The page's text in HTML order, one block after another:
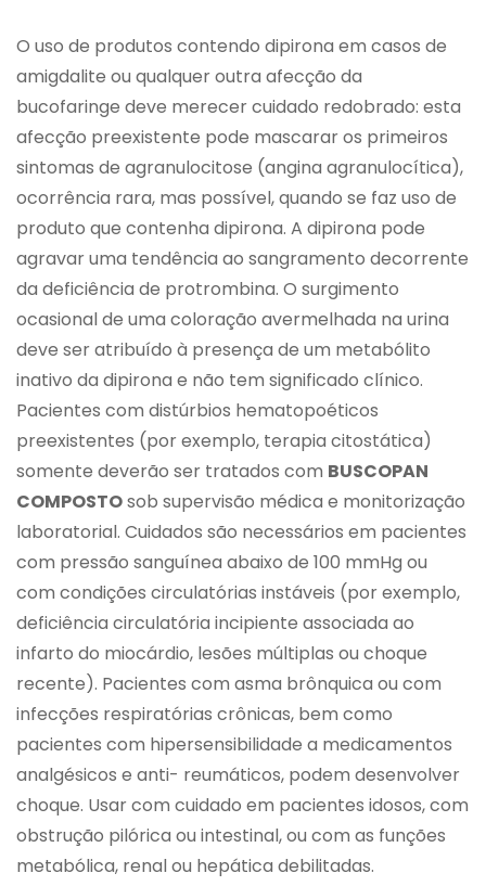
O uso de produtos contendo dipirona em casos de
amigdalite ou qualquer outra afecção da
bucofaringe deve merecer cuidado redobrado: esta
afecção preexistente pode mascarar os primeiros
sintomas de agranulocitose (angina agranulocítica),
ocorrência rara, mas possível, quando se faz uso de
produto que contenha dipirona. A dipirona pode
agravar uma tendência ao sangramento decorrente
da deficiência de protrombina. O surgimento
ocasional de uma coloração avermelhada na urina
deve ser atribuído à presença de um metabólito
inativo da dipirona e não tem significado clínico.
Pacientes com distúrbios hematopoéticos
preexistentes (por exemplo, terapia citostática)
somente deverão ser tratados com BUSCOPAN
COMPOSTOsob supervisão médica e monitorização
laboratorial. Cuidados são necessários em pacientes
com pressão sanguínea abaixo de 100 mmHg ou
com condições circulatórias instáveis (por exemplo,
deficiência circulatória incipiente associada ao
infarto do miocárdio, lesões múltiplas ou choque
recente). Pacientes com asma brônquica ou com
infecções respiratórias crônicas, bem como
pacientes com hipersensibilidade a medicamentos
analgésicos e anti- reumáticos, podem desenvolver
choque. Usar com cuidado em pacientes idosos, com
obstrução pilórica ou intestinal, ou com as funções
metabólica, renal ou hepática debilitadas.